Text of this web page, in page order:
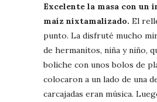
Excelente la masa con un
maíz nixtamalizado. El
punto. La disfruté mucho
de hermanitos, niña y niño,
boliche con unos bolos de
colocaron a un lado de una
carcajadas eran música.